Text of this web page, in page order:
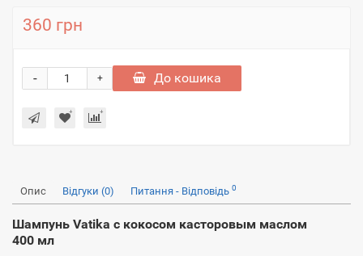
360 грн
+
- До кошика
Опис Відгуки (0) Питання - Відповідь 0
Шампунь Vatika с кокосом касторовым маслом
400 мл